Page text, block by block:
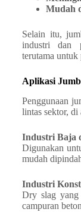
Mudah
Selain itu,
industri dan
terutama untuk
Aplikasi
Penggunaan
lintas sektor, di
Industri Baja
Digunakan
mudah
Industri
Dry slag yang
campuran